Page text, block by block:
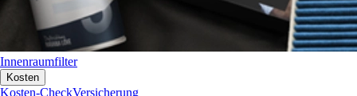
Innenraumfilter
Kosten
Kosten-CheckVersicherung